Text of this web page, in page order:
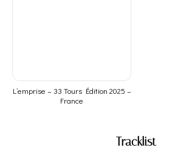
L’emprise – 33 Tours Édition 2025 –
France
Tracklist